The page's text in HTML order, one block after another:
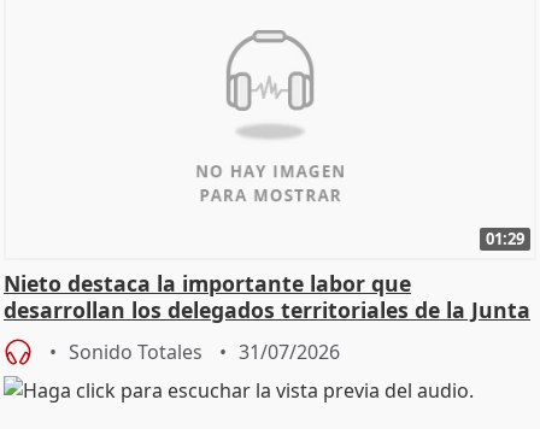
01:29
Nieto destaca la importante labor que
desarrollan los delegados territoriales de la Junta
Sonido Totales 31/07/2026